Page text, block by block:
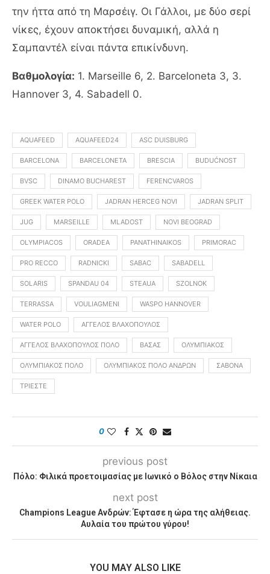
την ήττα από τη Μαρσέιγ. Οι Γάλλοι, με δύο σερί
νίκες, έχουν αποκτήσει δυναμική, αλλά η
Σαμπαντέλ είναι πάντα επικίνδυνη.
Βαθμολογία: 1. Marseille 6, 2. Barceloneta 3, 3.
Hannover 3, 4. Sabadell 0.
AQUAFEED AQUAFEED24 ASC DUISBURG
BARCELONA BARCELONETA BRESCIA BUDUĆNOST
BVSC DINAMO BUCHAREST FERENCVAROS
GREEK WATER POLO JADRAN HERCEG NOVI JADRAN SPLIT
JUG MARSEILLE MLADOST NOVI BEOGRAD
OLYMPIACOS ORADEA PANATHINAIKOS PRIMORAC
PRO RECCO RADNICKI SABAC SABADELL
SOLARIS SPANDAU 04 STEAUA SZOLNOK
TERRASSA VOULIAGMENI WASPO HANNOVER
WATER POLO ΆΓΓΕΛΟΣ ΒΛΑΧΌΠΟΥΛΟΣ
ΆΓΓΕΛΟΣ ΒΛΑΧΌΠΟΥΛΟΣ ΠΌΛΟ ΒΆΣΑΣ ΟΛΥΜΠΙΑΚΌΣ
ΟΛΥΜΠΙΑΚΌΣ ΠΌΛΟ ΟΛΥΜΠΙΑΚΌΣ ΠΌΛΟ ΑΝΔΡΏΝ ΣΑΒΌΝΑ
ΤΡΊΕΣΤΕ
0
previous post
Πόλο: Φιλικά προετοιμασίας με Ιωνικό ο Βόλος στην Νίκαια
next post
Champions League Ανδρών: Έφτασε η ώρα της αλήθειας.
Αυλαία του πρώτου γύρου!
YOU MAY ALSO LIKE